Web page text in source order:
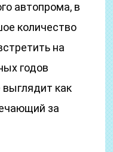
автопрома, в
количество
на
годов
как
за